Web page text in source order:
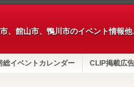
、館山市、鴨川市のイベント情報
総イベントカレンダー CLIP掲載広告